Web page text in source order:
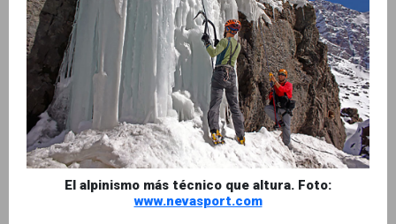
El alpinismo más técnico que altura. Foto:
www.nevasport.com